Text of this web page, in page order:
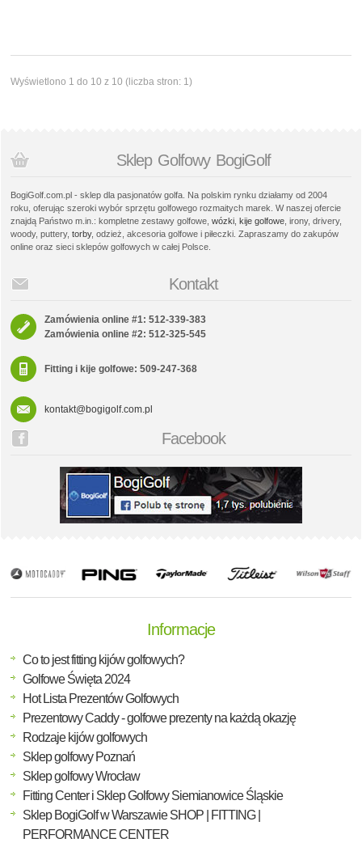
Wyświetlono 1 do 10 z 10 (liczba stron: 1)
Sklep Golfowy BogiGolf
BogiGolf.com.pl - sklep dla pasjonatów golfa. Na polskim rynku działamy od 2004
roku, oferując szeroki wybór sprzętu golfowego rozmaitych marek. W naszej ofercie
znajdą Państwo m.in.: kompletne zestawy golfowe, wózki kije golfowe , irony, drivery,
woody, puttery, torby, odzież, akcesoria golfowe i piłeczki. Zapraszamy do zakupów
online oraz sieci sklepów golfowych w całej Polsce.
Kontakt
Zamówienia online #1: 512-339-383
Zamówienia online #2: 512-325-545
Fitting i kije golfowe: 509-247-368
kontakt@bogigolf.com.pl
Facebook
Informacje
Co to jest fitting kijów golfowych?
Golfowe Święta 2024
Hot Lista Prezentów Golfowych
Prezentowy Caddy - golfowe prezenty na każdą okazję
Rodzaje kijów golfowych
Sklep golfowy Poznań
Sklep golfowy Wrocław
Fitting Center i Sklep Golfowy Siemianowice Śląskie
Sklep BogiGolf w Warszawie SHOP | FITTING |
PERFORMANCE CENTER